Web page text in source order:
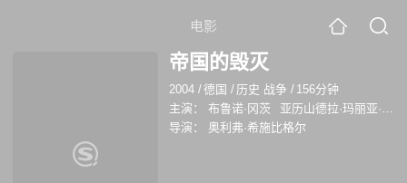
电影
帝国的毁灭
2004 / 德国 / 历史 战争 / 156分钟
主演：
布鲁诺·冈茨
亚历山德拉·玛丽亚·拉娜
导演：
奥利弗·希施比格尔